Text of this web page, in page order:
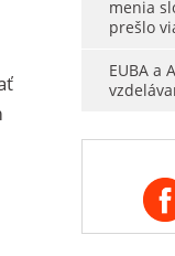
menia
prešlo
EUBA a